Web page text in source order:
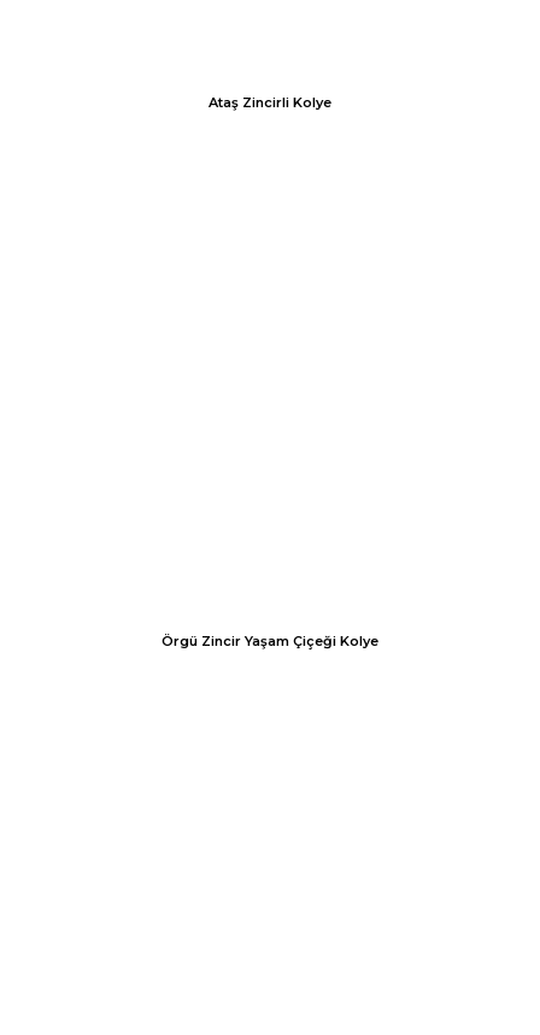
Ataş Zincirli Kolye
Örgü Zincir Yaşam Çiçeği Kolye